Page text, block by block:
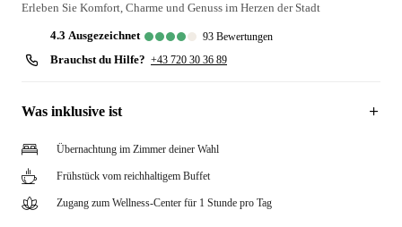
Erleben Sie Komfort, Charme und Genuss im Herzen der Stadt
4.3 ausgezeichnet 93 Bewertungen
Brauchst du Hilfe? +43 720 30 36 89
Was inklusive ist
Übernachtung im Zimmer deiner Wahl
Frühstück vom reichhaltigem Buffet
Zugang zum Wellness-Center für 1 Stunde pro Tag